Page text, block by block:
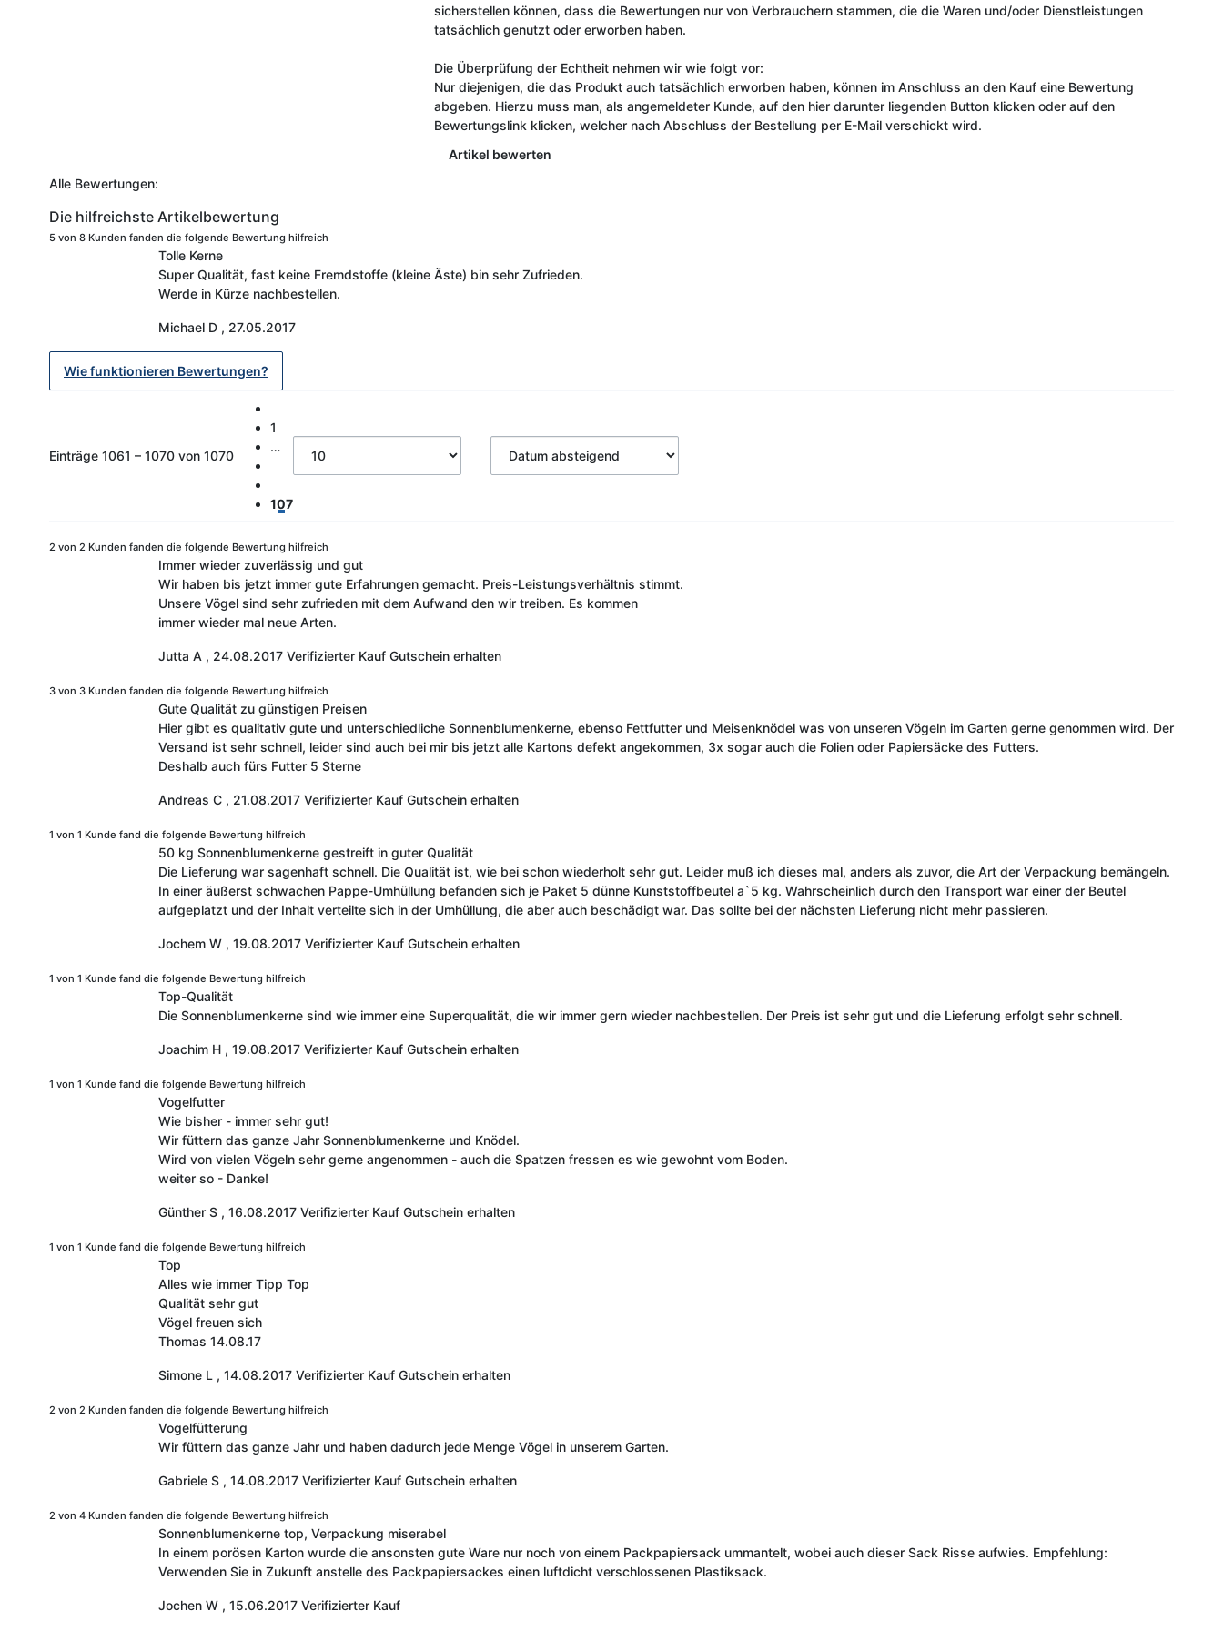
sicherstellen können, dass die Bewertungen nur von Verbrauchern stammen, die die Waren und/oder Dienstleistungen
tatsächlich genutzt oder erworben haben.
Die Überprüfung der Echtheit nehmen wir wie folgt vor:
Nur diejenigen, die das Produkt auch tatsächlich erworben haben, können im Anschluss an den Kauf eine Bewertung
abgeben. Hierzu muss man, als angemeldeter Kunde, auf den hier darunter liegenden Button klicken oder auf den
Bewertungslink klicken, welcher nach Abschluss der Bestellung per E-Mail verschickt wird.
Artikel bewerten
Alle Bewertungen:
Die hilfreichste Artikelbewertung
5 von 8 Kunden fanden die folgende Bewertung hilfreich
Tolle Kerne
Super Qualität, fast keine Fremdstoffe (kleine Äste) bin sehr Zufrieden.
Werde in Kürze nachbestellen.
Michael D , 27.05.2017
Wie funktionieren Bewertungen?
Einträge 1061 – 1070 von 1070
1
…
107
2 von 2 Kunden fanden die folgende Bewertung hilfreich
Immer wieder zuverlässig und gut
Wir haben bis jetzt immer gute Erfahrungen gemacht. Preis-Leistungsverhältnis stimmt.
Unsere Vögel sind sehr zufrieden mit dem Aufwand den wir treiben. Es kommen
immer wieder mal neue Arten.
Jutta A , 24.08.2017 Verifizierter Kauf Gutschein erhalten
3 von 3 Kunden fanden die folgende Bewertung hilfreich
Gute Qualität zu günstigen Preisen
Hier gibt es qualitativ gute und unterschiedliche Sonnenblumenkerne, ebenso Fettfutter und Meisenknödel was von unseren Vögeln im Garten gerne genommen wird. Der
Versand ist sehr schnell, leider sind auch bei mir bis jetzt alle Kartons defekt angekommen, 3x sogar auch die Folien oder Papiersäcke des Futters.
Deshalb auch fürs Futter 5 Sterne
Andreas C , 21.08.2017 Verifizierter Kauf Gutschein erhalten
1 von 1 Kunde fand die folgende Bewertung hilfreich
50 kg Sonnenblumenkerne gestreift in guter Qualität
Die Lieferung war sagenhaft schnell. Die Qualität ist, wie bei schon wiederholt sehr gut. Leider muß ich dieses mal, anders als zuvor, die Art der Verpackung bemängeln.
In einer äußerst schwachen Pappe-Umhüllung befanden sich je Paket 5 dünne Kunststoffbeutel a`5 kg. Wahrscheinlich durch den Transport war einer der Beutel
aufgeplatzt und der Inhalt verteilte sich in der Umhüllung, die aber auch beschädigt war. Das sollte bei der nächsten Lieferung nicht mehr passieren.
Jochem W , 19.08.2017 Verifizierter Kauf Gutschein erhalten
1 von 1 Kunde fand die folgende Bewertung hilfreich
Top-Qualität
Die Sonnenblumenkerne sind wie immer eine Superqualität, die wir immer gern wieder nachbestellen. Der Preis ist sehr gut und die Lieferung erfolgt sehr schnell.
Joachim H , 19.08.2017 Verifizierter Kauf Gutschein erhalten
1 von 1 Kunde fand die folgende Bewertung hilfreich
Vogelfutter
Wie bisher - immer sehr gut!
Wir füttern das ganze Jahr Sonnenblumenkerne und Knödel.
Wird von vielen Vögeln sehr gerne angenommen - auch die Spatzen fressen es wie gewohnt vom Boden.
weiter so - Danke!
Günther S , 16.08.2017 Verifizierter Kauf Gutschein erhalten
1 von 1 Kunde fand die folgende Bewertung hilfreich
Top
Alles wie immer Tipp Top
Qualität sehr gut
Vögel freuen sich
Thomas 14.08.17
Simone L , 14.08.2017 Verifizierter Kauf Gutschein erhalten
2 von 2 Kunden fanden die folgende Bewertung hilfreich
Vogelfütterung
Wir füttern das ganze Jahr und haben dadurch jede Menge Vögel in unserem Garten.
Gabriele S , 14.08.2017 Verifizierter Kauf Gutschein erhalten
2 von 4 Kunden fanden die folgende Bewertung hilfreich
Sonnenblumenkerne top, Verpackung miserabel
In einem porösen Karton wurde die ansonsten gute Ware nur noch von einem Packpapiersack ummantelt, wobei auch dieser Sack Risse aufwies. Empfehlung:
Verwenden Sie in Zukunft anstelle des Packpapiersackes einen luftdicht verschlossenen Plastiksack.
Jochen W , 15.06.2017 Verifizierter Kauf